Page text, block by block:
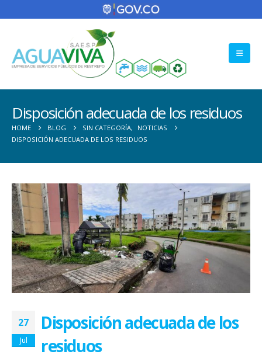
Disposición adecuada de los residuos
HOME BLOG SIN CATEGORÍA,
NOTICIAS
DISPOSICIÓN ADECUADA DE LOS RESIDUOS
27
Jul
Disposición adecuada de los
residuos